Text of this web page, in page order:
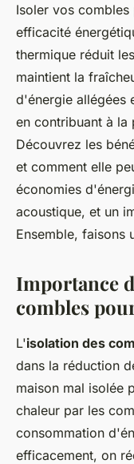
Isoler vos combles
efficacité
thermique réduit
maintient la
d'énergie allégées
en contribuant à la
Découvrez les
et comment elle
économies
acoustique, et un
Ensemble, faisons
Importance
combles
L'isolation des
dans la réduction
maison mal isolée
chaleur par les
consommation
efficacement, on